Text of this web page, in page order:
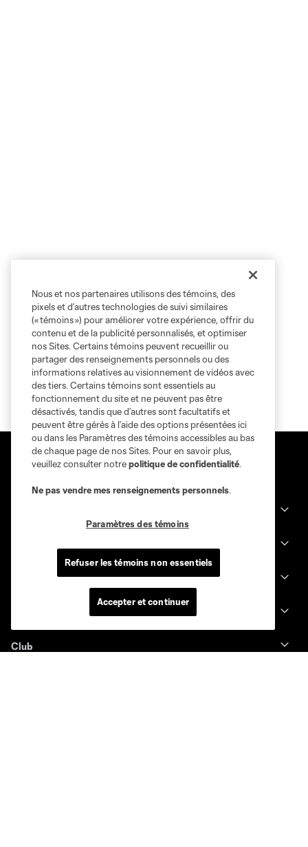
Club
Nous et nos partenaires utilisons des témoins, des
pixels et d’autres technologies de suivi similaires
(« témoins ») pour améliorer votre expérience, offrir du
contenu et de la publicité personnalisés, et optimiser
nos Sites. Certains témoins peuvent recueillir ou
partager des renseignements personnels ou des
informations relatives au visionnement de vidéos avec
des tiers. Certains témoins sont essentiels au
fonctionnement du site et ne peuvent pas être
désactivés, tandis que d’autres sont facultatifs et
peuvent être gérés à l’aide des options présentées ici
ou dans les Paramètres des témoins accessibles au bas
de chaque page de nos Sites. Pour en savoir plus,
veuillez consulter notrepolitique de confidentialité.
Ne pas vendre mes renseignements personnels.
Paramètres des témoins
Refuser les témoins non essentiels
Accepter et continuer